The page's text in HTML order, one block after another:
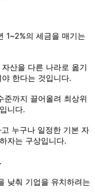
1~2%의 세금을 매기는
산을 다른 나라로 옮기
한다는 것입니다.
준까지 끌어올려 최상위
니다.
누구나 일정한 기본 자
자는 구상입니다.
낮춰 기업을 유치하려는